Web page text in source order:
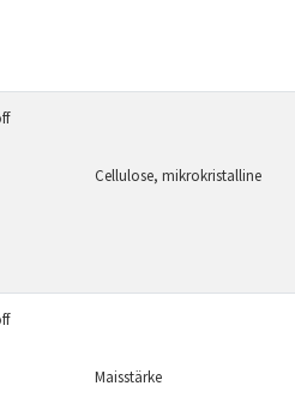
Cellulose, mikrokristalline
Maisstärke